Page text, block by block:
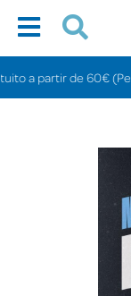
partir de 60€